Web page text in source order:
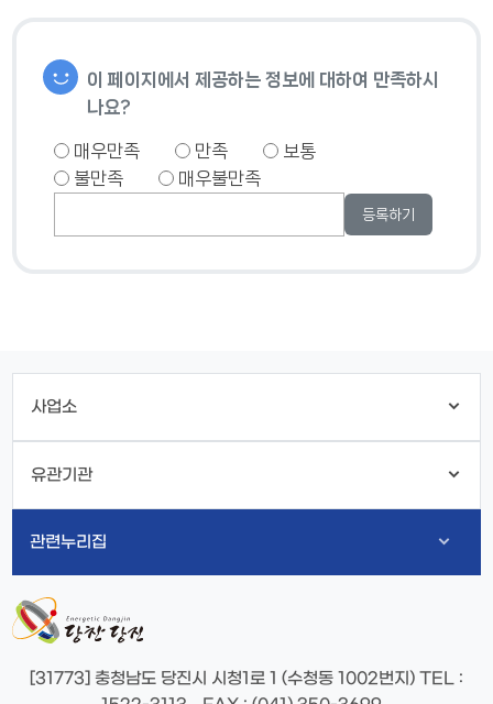
이 페이지에서 제공하는 정보에 대하여 만족하시
나요?
매우만족 만족
보통
불만족
매우불만족
사업소
유관기관
관련누리집
[31773] 충청남도 당진시 시청1로 1 (수청동 1002번지) TEL :